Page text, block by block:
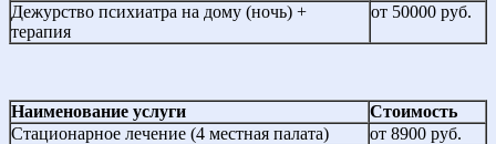
Дежурство психиатра на дому (ночь) +
терапия
от 50000 руб.
Наименование услуги
Стоимость
Стационарное лечение (4 местная палата)
от 8900 руб.